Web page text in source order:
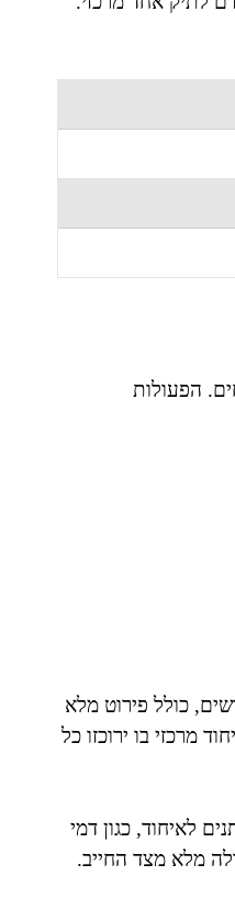
הפעולות
כולל פירוט מלא
מרכזי בו ירוכזו כל
לאיחוד, כגון דמי
מלא מצד החייב.